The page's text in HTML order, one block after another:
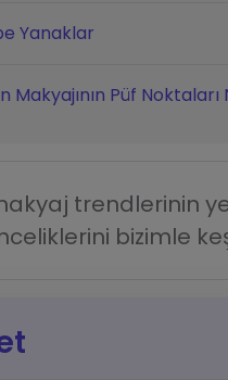
Yanaklar
Makyajının Püf
trendlerinin
bizimle